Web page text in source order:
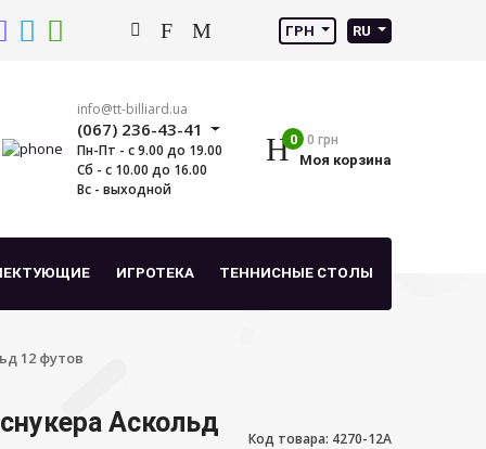
ГРН RU
info@tt-billiard.ua
(067) 236-43-41
Пн-Пт - с 9.00 до 19.00
Сб - с 10.00 до 16.00
Вс - выходной
0 0 грн
Моя корзина
ИГРОТЕКА ТЕННИСНЫЕ СТОЛЫ
12 футов
Аскольд
Код товара: 4270-12A